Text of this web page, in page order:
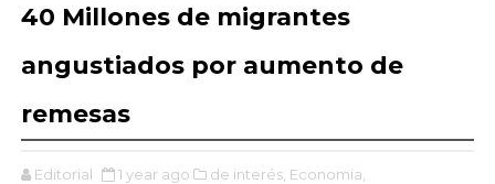
40 Millones de migrantes
angustiados por aumento de
remesas
Editorial 1 year ago de interés, Economia,